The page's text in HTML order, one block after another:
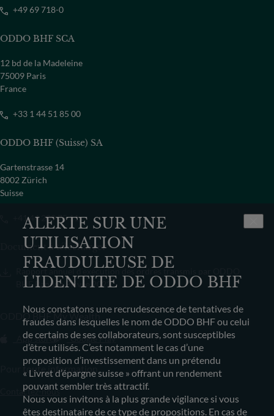
Sélectionner un pays
ALERTE SUR UNE
UTILISATION
FRAUDULEUSE DE
L'IDENTITE DE ODDO BHF
Nous constatons une recrudescence de tentatives de
fraudes dans lesquelles le nom de ODDO BHF ou celui
de certains de ses collaborateurs, sont susceptibles
d’être utilisés. C’est notamment le cas d’une
proposition d’investissement dans un prétendu
« Livret d’épargne suisse » offrant un rendement
pouvant sembler très attractif.
Nous vous invitons à la plus grande vigilance si vous
êtes destinataire de ce type de propositions. En cas de
+49 69 718-0
ODDO BHF SCA
12 bd de la Madeleine
75009 Paris
France
+33 1 44 51 85 00
ODDO BHF (Suisse) SA
Gartenstrasse 14
8002 Zürich
Suisse
+41 44 209 75 11
Document à télécharger
Rapport annuel d’exécution des ordres transmis par ODDO
BHF Banque Privée 2022
ODDO BHF My Wealth
App store Google Play
Pour toute information
Contactez-nous